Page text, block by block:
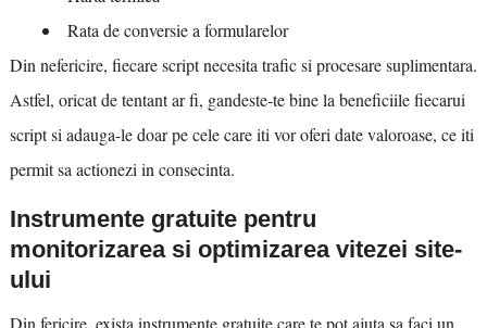
Rata de conversie a formularelor
Din nefericire, fiecare script necesita trafic si procesare suplimentara.
Astfel, oricat de tentant ar fi, gandeste-te bine la beneficiile fiecarui
script si adauga-le doar pe cele care iti vor oferi date valoroase, ce iti
permit sa actionezi in consecinta.
Instrumente gratuite pentru
monitorizarea si optimizarea vitezei site-
ului
Din fericire, exista instrumente gratuite care te pot ajuta sa faci un